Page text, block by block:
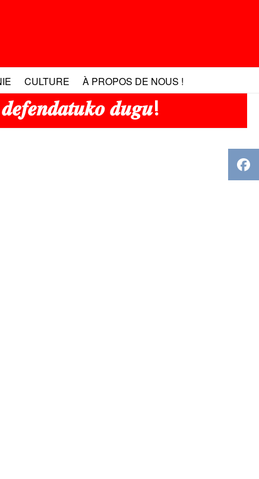
CULTURE À PROPOS DE NOUS !
𝒅𝒖𝒈𝒖!